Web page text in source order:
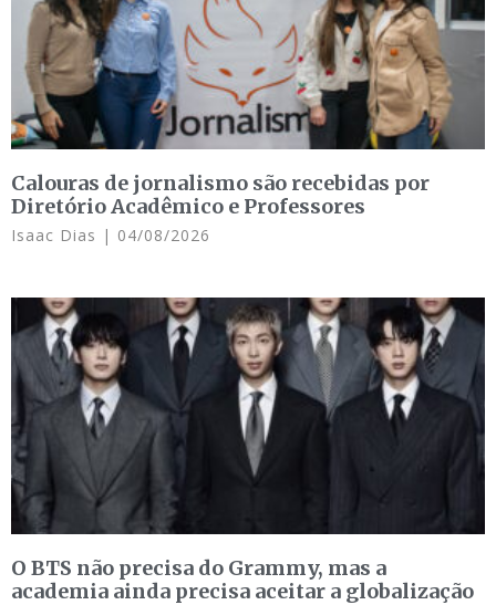
Calouras de jornalismo são recebidas por
Diretório Acadêmico e Professores
Isaac Dias 04/08/2026
O BTS não precisa do Grammy, mas a
academia ainda precisa aceitar a globalização